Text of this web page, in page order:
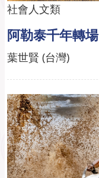
社會人文類
阿勒泰千年轉場
葉世賢 (台灣)